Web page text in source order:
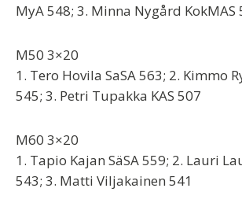
MyA 548; 3. Minna Nygård KokMAS
M50 3×20
1. Tero Hovila SaSA 563; 2. Kimmo
545; 3. Petri Tupakka KAS 507
M60 3×20
1. Tapio Kajan SäSA 559; 2. Lauri
543; 3. Matti Viljakainen 541